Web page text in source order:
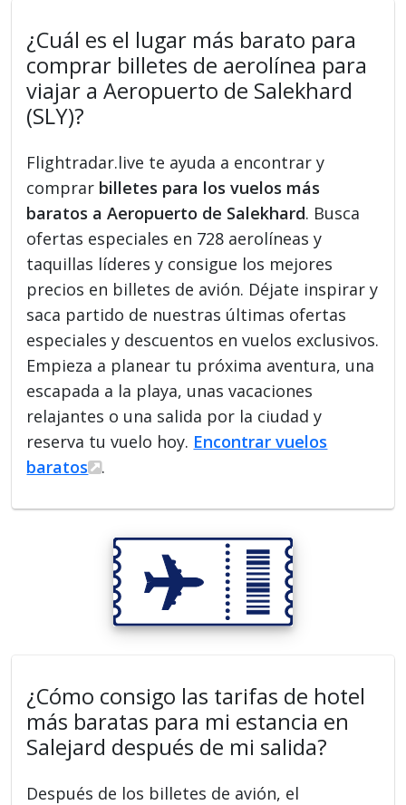
¿Cuál es el lugar más barato para
comprar billetes de aerolínea para
viajar a Aeropuerto de Salekhard
(SLY)?
Flightradar.live te ayuda a encontrar y
comprar billetes para los vuelos más
baratos a Aeropuerto de Salekhard. Busca
ofertas especiales en 728 aerolíneas y
taquillas líderes y consigue los mejores
precios en billetes de avión. Déjate inspirar y
saca partido de nuestras últimas ofertas
especiales y descuentos en vuelos exclusivos.
Empieza a planear tu próxima aventura, una
escapada a la playa, unas vacaciones
relajantes o una salida por la ciudad y
reserva tu vuelo hoy. Encontrar vuelos
baratos
.
¿Cómo consigo las tarifas de hotel
más baratas para mi estancia en
Salejard después de mi salida?
Después de los billetes de avión, el